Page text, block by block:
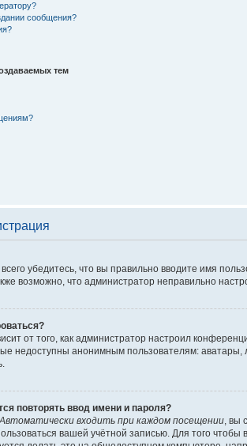
сообщения?
тем
убедитесь, что вы правильно вводите имя
возможно, что администратор неправильно
от того, как администратор настроил
недоступны анонимным пользователям: аватары,
повторять ввод имени и пароля?
Автоматически входить при каждом посещении, вы
вашей учётной записью. Для того